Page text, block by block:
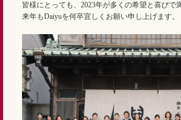
皆様にとっても、2023年が多くの希望と喜びで
来年もDaiyuを何卒宜しくお願い申し上げます。